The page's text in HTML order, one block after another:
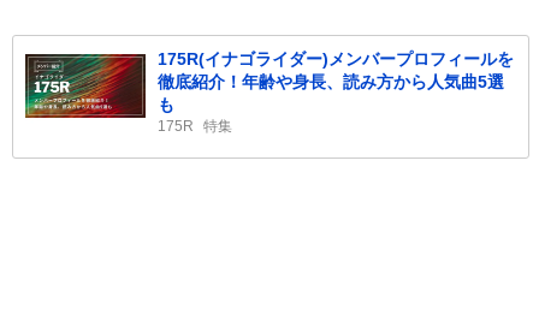
175R(イナゴライダー)メンバープロフィールを
徹底紹介！年齢や身長、読み方から人気曲5選
も
175R 特集